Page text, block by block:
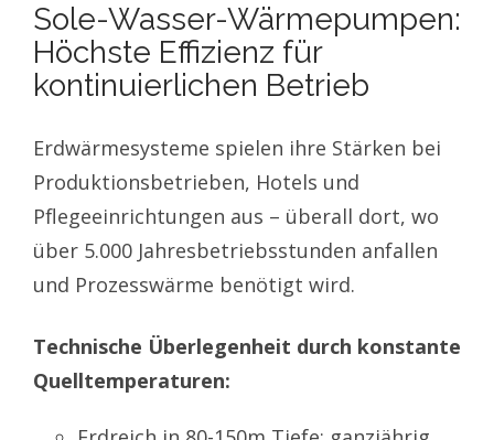
Sole-Wasser-Wärmepumpen:
Höchste Effizienz für
kontinuierlichen Betrieb
Erdwärmesysteme spielen ihre Stärken bei
Produktionsbetrieben, Hotels und
Pflegeeinrichtungen aus – überall dort, wo
über 5.000 Jahresbetriebsstunden anfallen
und Prozesswärme benötigt wird.
Technische Überlegenheit durch konstante
Quelltemperaturen: